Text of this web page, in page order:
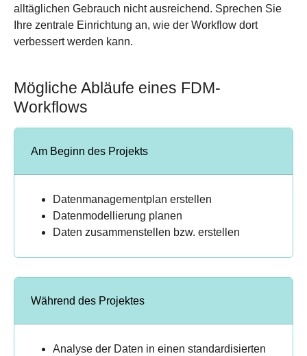
alltäglichen Gebrauch nicht ausreichend. Sprechen Sie
Ihre zentrale Einrichtung an, wie der Workflow dort
verbessert werden kann.
Mögliche Abläufe eines FDM-
Workflows
Am Beginn des Projekts
Datenmanagementplan erstellen
Datenmodellierung planen
Daten zusammenstellen bzw. erstellen
Während des Projektes
Analyse der Daten in einen standardisierten